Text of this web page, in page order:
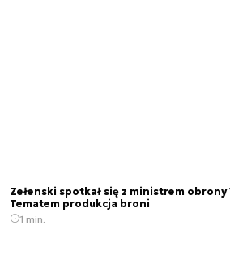
Zełenski spotkał się z ministrem
Tematem produkcja broni
1 min.